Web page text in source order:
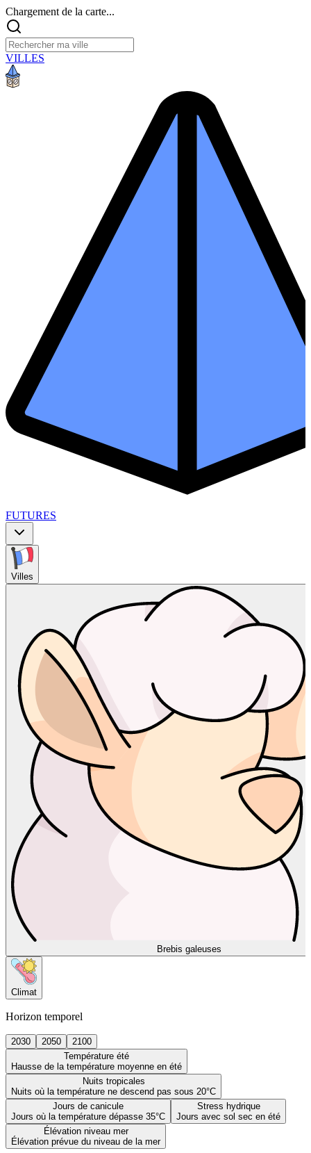
Chargement de la carte...
VILLES
FUTURES
Villes
Brebis galeuses
Climat
Horizon temporel
2030 2050
2100
Température été
Hausse de la température moyenne en été
Nuits tropicales
Nuits où la température ne descend pas sous 20°C
Jours de canicule
Jours où la température dépasse 35°C
Stress hydrique
Jours avec sol sec en été
Élévation niveau mer
Élévation prévue du niveau de la mer